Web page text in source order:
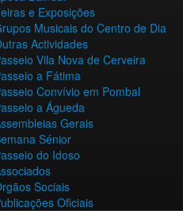
e Exposições
Musicais do Centro de Dia
Actividades
Vila Nova de Cerveira
a Fátima
Convívio em Pombal
a Águeda
Gerais
Sénior
do Idoso
Sociais
Oficiais